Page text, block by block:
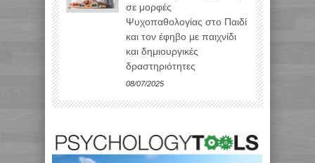
σε μορφές
Ψυχοπαθολογίας στο Παιδί
και τον έφηβο με παιχνίδι
και δημιουργικές
δραστηριότητες
08/07/2025